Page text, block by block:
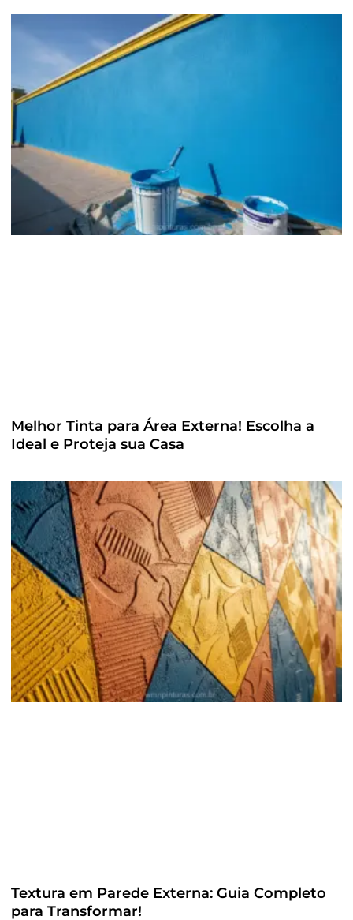
Melhor Tinta para Área Externa! Escolha a
Ideal e Proteja sua Casa
Textura em Parede Externa: Guia Completo
para Transformar!